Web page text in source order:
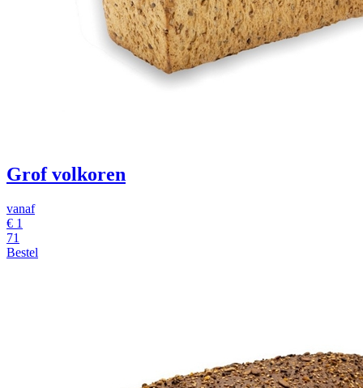
Grof volkoren
vanaf
€ 1
71
Bestel